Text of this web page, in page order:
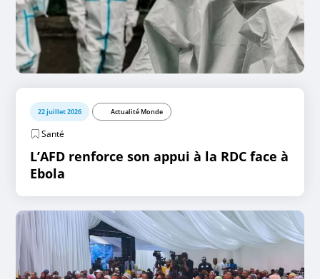
22 juillet 2026 Actualité Monde
Santé
L’AFD renforce son appui à la RDC face à
Ebola